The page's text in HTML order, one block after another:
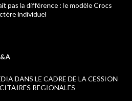
pas la différence : le modèle Crocs
individuel
DANS LE CADRE DE LA CESSION
REGIONALES